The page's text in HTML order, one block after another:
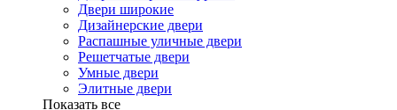
Двери широкие
Дизайнерские двери
Распашные уличные двери
Решетчатые двери
Умные двери
Элитные двери
Показать все